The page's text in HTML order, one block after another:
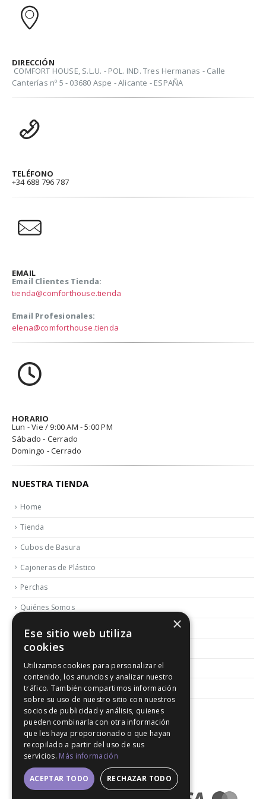
DIRECCIÓN
COMFORT HOUSE, S.L.U. - POL. IND. Tres Hermanas - Calle
Canterías nº 5 - 03680 Aspe - Alicante - ESPAÑA
TELÉFONO
+34 688 796 787
EMAIL
Email Clientes Tienda:
tienda@comforthouse.tienda
Email Profesionales:
elena@comforthouse.tienda
HORARIO
Lun - Vie / 9:00 AM - 5:00 PM
Sábado - Cerrado
Domingo - Cerrado
NUESTRA TIENDA
Home
Tienda
Cubos de Basura
Cajoneras de Plástico
Perchas
Quiénes Somos
Contactar
Blog
Política de Reembolso y Devoluciones
Aviso Legal
© 2020. All Rights Reserved │ Developed LGM
×
Ese sitio web utiliza
cookies
Utilizamos cookies para personalizar el
contenido, los anuncios y analizar nuestro
tráfico. También compartimos información
sobre su uso de nuestro sitio con nuestros
socios de publicidad y análisis, quienes
pueden combinarla con otra información
que les haya proporcionado o que hayan
recopilado a partir del uso de sus
servicios. Más información
ACEPTAR TODO RECHAZAR TODO